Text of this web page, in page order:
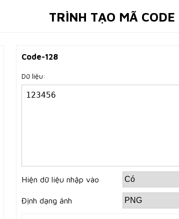
TRÌNH TẠO MÃ CODE
Code-128
Dữ liệu:
Hiện dữ liệu nhập vào
Định dạng ảnh